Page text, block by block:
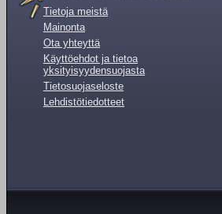
Tietoja meistä
Mainonta
Ota yhteyttä
Käyttöehdot ja tietoa
yksityisyydensuojasta
Tietosuojaseloste
Lehdistötiedotteet